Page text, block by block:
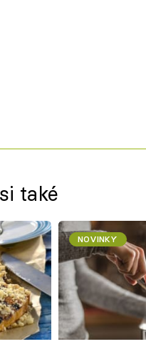
také
NOVINKY